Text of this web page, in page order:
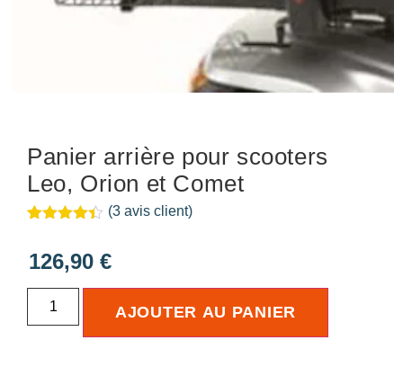
Panier arrière pour scooters
Leo, Orion et Comet
basé
notations
client
(3 avis client)
126,90 €
AJOUTER AU PANIER